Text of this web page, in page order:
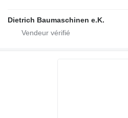
Dietrich Baumaschinen e.K.